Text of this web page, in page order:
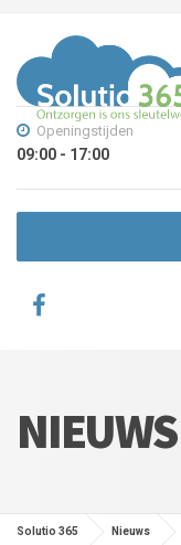
Openingstijden
09:00 - 17:00
NIEUWS
Solutio 365 Nieuws